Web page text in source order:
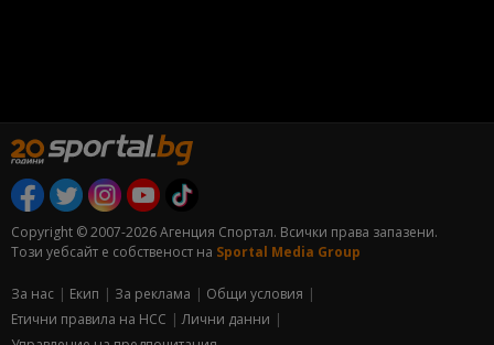
Copyright © 2007-2026 Агенция Спортал. Всички права запазени.
Този уебсайт е собственост на Sportal Media Group
За нас Екип За рекламa
Общи условия
Етични правила на НСС
Лични данни